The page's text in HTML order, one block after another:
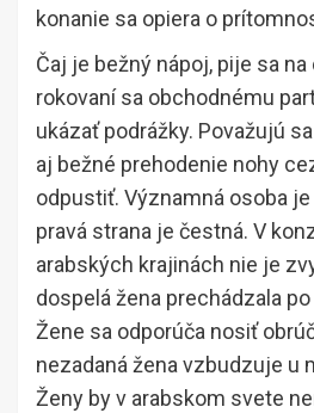
konanie sa opiera o
Čaj je bežný nápoj, pije sa
rokovaní sa obchodnému
ukázať podrážky. Považujú
aj bežné prehodenie nohy
odpustiť. Významná osoba
pravá strana je čestná. V
arabských krajinách nie je
dospelá žena prechádzala
Žene sa odporúča nosiť
nezadaná žena vzbudzuje u
Ženy by v arabskom svete